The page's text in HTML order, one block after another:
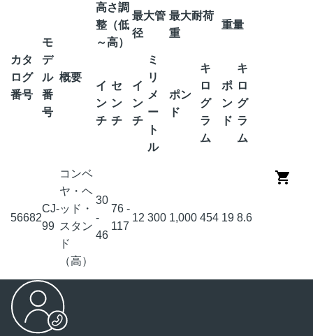
カタ
ログ
番号
モ
デ
ル
番
号
概要
高さ調
整（低
～高）
最大管
径
最大耐荷
重
重量
イ
ン
チ
セ
ン
チ
イ
ン
チ
ミ
リ
メ
ー
ト
ル
ポン
ド
キ
ロ
グ
ラ
ム
ポ
ン
ド
キ
ロ
グ
ラ
ム
56682
CJ-
99
コンベ
ヤ・ヘ
ッド・
スタン
ド
（高）
30
-
46
76 -
117
12 300 1,000 454 19 8.6